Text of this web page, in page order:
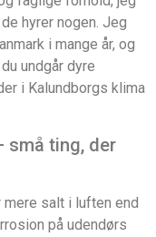
hyrer nogen. Jeg
i mange år, og
undgår dyre
i Kalundborgs klima
små ting, der
salt i luften end
på udendørs